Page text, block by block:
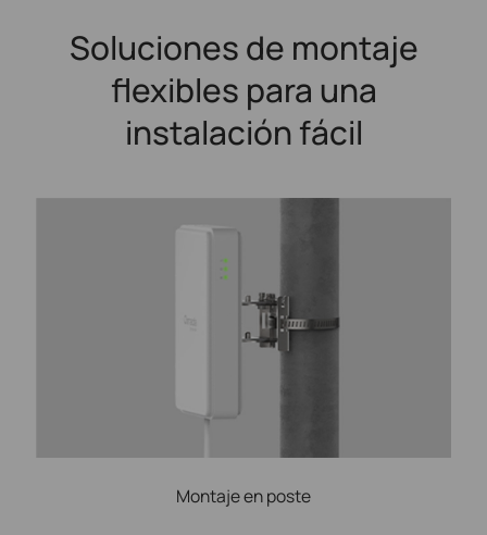
Soluciones de montaje
flexibles para una
instalación fácil
Montaje en poste